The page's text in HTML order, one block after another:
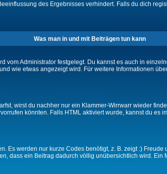
des Ergebnisses verhindert. Falls du dich
Was man in und mit Beiträgen tun kann
vom Administrator festgelegt. Du kannst es auch in
wie etwas angezeigt wird. Für weitere Informationen
wirst du nachher nur ein Klammer-Wirrwarr wieder
könnten. Falls HTML aktiviert wurde, kannst du
Es werden nur kurze Codes benötigt, z. B. zeigt :)
dass ein Beitrag dadurch völlig unübersichtlich wird.